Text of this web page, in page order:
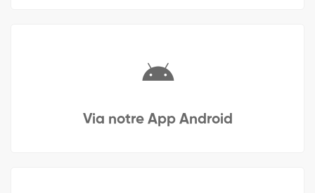
Via notre App Android